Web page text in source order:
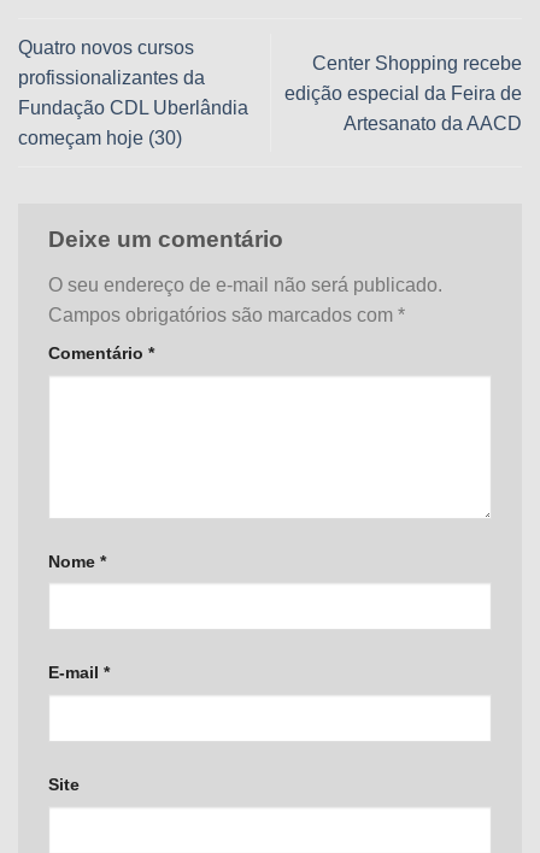
Quatro novos cursos
profissionalizantes da
Fundação CDL Uberlândia
começam hoje (30)
Center Shopping recebe
edição especial da Feira de
Artesanato da AACD
Deixe um comentário
O seu endereço de e-mail não será publicado.
Campos obrigatórios são marcados com *
Comentário *
Nome *
E-mail *
Site